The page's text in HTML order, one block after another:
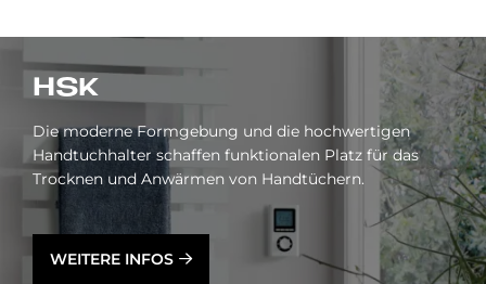
HSK
Die moderne Formgebung und die hochwertigen
Handtuchhalter schaffen funktionalen Platz für das
Trocknen und Anwärmen von Handtüchern.
WEITERE INFOS